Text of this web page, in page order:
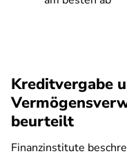
Kreditvergabe
beurteilt
Finanzinstitute